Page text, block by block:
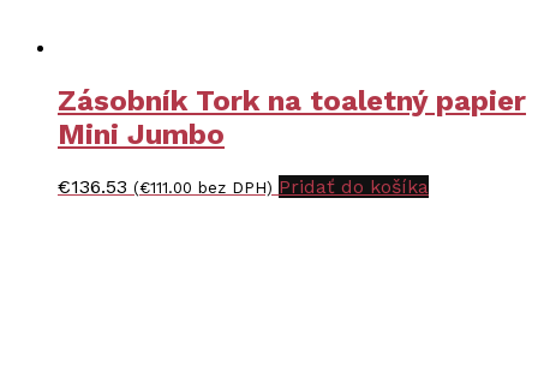
Zásobník Tork na toaletný papier
Mini Jumbo
€136.53 (€111.00 bez DPH) Pridať do košíka